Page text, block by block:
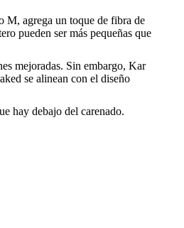
M, agrega un toque de fibra de
pueden ser más pequeñas que
mejoradas. Sin embargo, Kar
se alinean con el diseño
hay debajo del carenado.